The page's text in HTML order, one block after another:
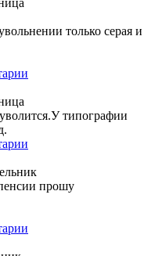
только серая и
типографии
пенсии прошу